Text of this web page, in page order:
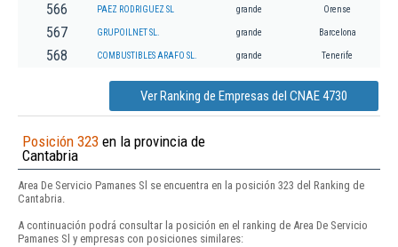
566 PAEZ RODRIGUEZ SL grande Orense
567 GRUPOILNET SL. grande Barcelona
568 COMBUSTIBLES ARAFO SL. grande Tenerife
Ver Ranking de Empresas del CNAE 4730
Posición 323 en la provincia de
Cantabria
Area De Servicio Pamanes Sl se encuentra en la posición 323 del Ranking de
Cantabria.
A continuación podrá consultar la posición en el ranking de Area De Servicio
Pamanes Sl y empresas con posiciones similares: